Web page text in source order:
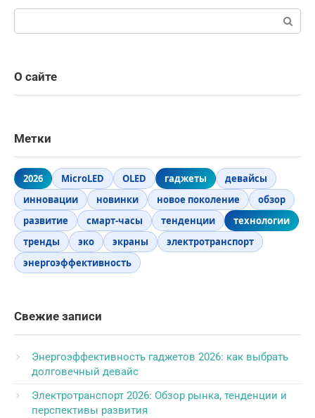
Поиск:
О сайте
Метки
2026 MicroLED OLED гаджеты
девайсы
инновации
новинки новое поколение
обзор
развитие
смарт-часы тенденции
технологии
тренды
эко экраны
электротранспорт
энергоэффективность
Свежие записи
Энергоэффективность гаджетов 2026: как выбрать
долговечный девайс
Электротранспорт 2026: Обзор рынка, тенденции и
перспективы развития